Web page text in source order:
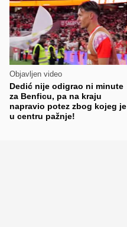
Objavljen video
Dedić nije odigrao ni minute
za Benficu, pa na kraju
napravio potez zbog kojeg je
u centru pažnje!